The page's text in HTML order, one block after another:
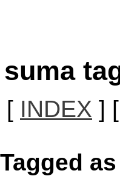
suma
[ INDEX ] [
Tagged